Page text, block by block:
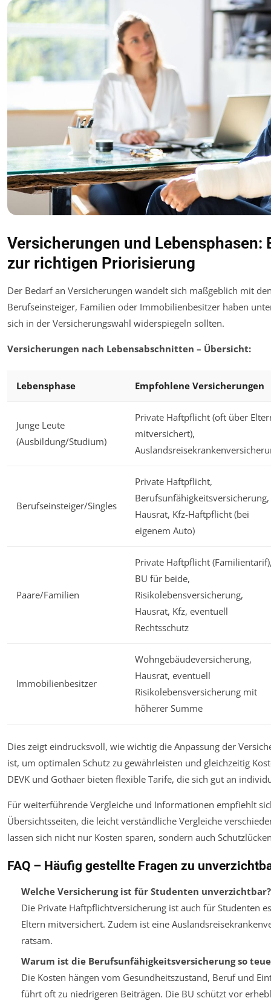
Versicherungen und
zur richtigen Priorisierung
Der Bedarf an Versicherungen wandelt sich maßgeblich mit
Berufseinsteiger, Familien oder Immobilienbesitzer haben
sich in der Versicherungswahl widerspiegeln sollten.
Versicherungen nach Lebensabschnitten – Übersicht:
Lebensphase Empfohlene Versicherungen
Junge Leute
(Ausbildung/Studium)
Private Haftpflicht (oft über
mitversichert),
Berufseinsteiger/Singles
Private Haftpflicht,
Berufsunfähigkeitsversicherung,
Hausrat, Kfz-Haftpflicht (bei
eigenem Auto)
Paare/Familien
Private Haftpflicht
BU für beide,
Risikolebensversicherung,
Hausrat, Kfz, eventuell
Rechtsschutz
Immobilienbesitzer
Wohngebäudeversicherung,
Hausrat, eventuell
Risikolebensversicherung mit
höherer Summe
Dies zeigt eindrucksvoll, wie wichtig die Anpassung der
ist, um optimalen Schutz zu gewährleisten und gleichzeitig
DEVK und Gothaer bieten flexible Tarife, die sich gut an
Für weiterführende Vergleiche und Informationen empfiehlt
Übersichtsseiten, die leicht verständliche Vergleiche
lassen sich nicht nur Kosten sparen, sondern auch
FAQ – Häufig gestellte Fragen zu
Welche Versicherung ist für Studenten unverzichtbar?
Die Private Haftpflichtversicherung ist auch für Studenten
Eltern mitversichert. Zudem ist eine
ratsam.
Warum ist die Berufsunfähigkeitsversicherung so
Die Kosten hängen vom Gesundheitszustand, Beruf und
führt oft zu niedrigeren Beiträgen. Die BU schützt vor